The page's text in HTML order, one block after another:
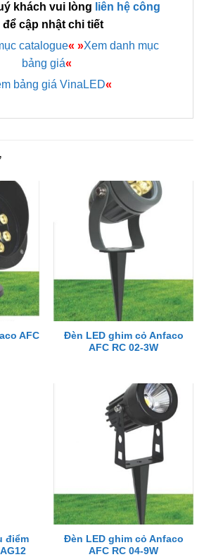
khách vui lòng liên hệ công
để cập nhật chi tiết
catalogue« »Xem danh mục
bảng giá«
bảng giá VinaLED«
AFC
Đèn LED ghim cỏ Anfaco
AFC RC 02-3W
điểm
Đèn LED ghim cỏ Anfaco
AFC RC 04-9W